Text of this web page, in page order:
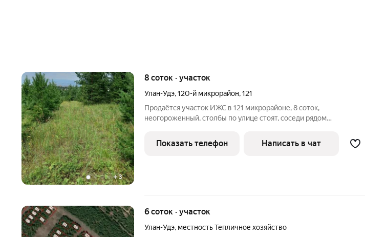
+3
8 соток · участок
Улан-Удэ,120-й микрорайон,121
Продаётся участок ИЖС в 121 микрорайоне, 8 соток,
неогороженный, столбы по улице стоят, соседи рядом
Показать телефон Написать в чат
6 соток · участок
Улан-Удэ, местность Тепличное хозяйство